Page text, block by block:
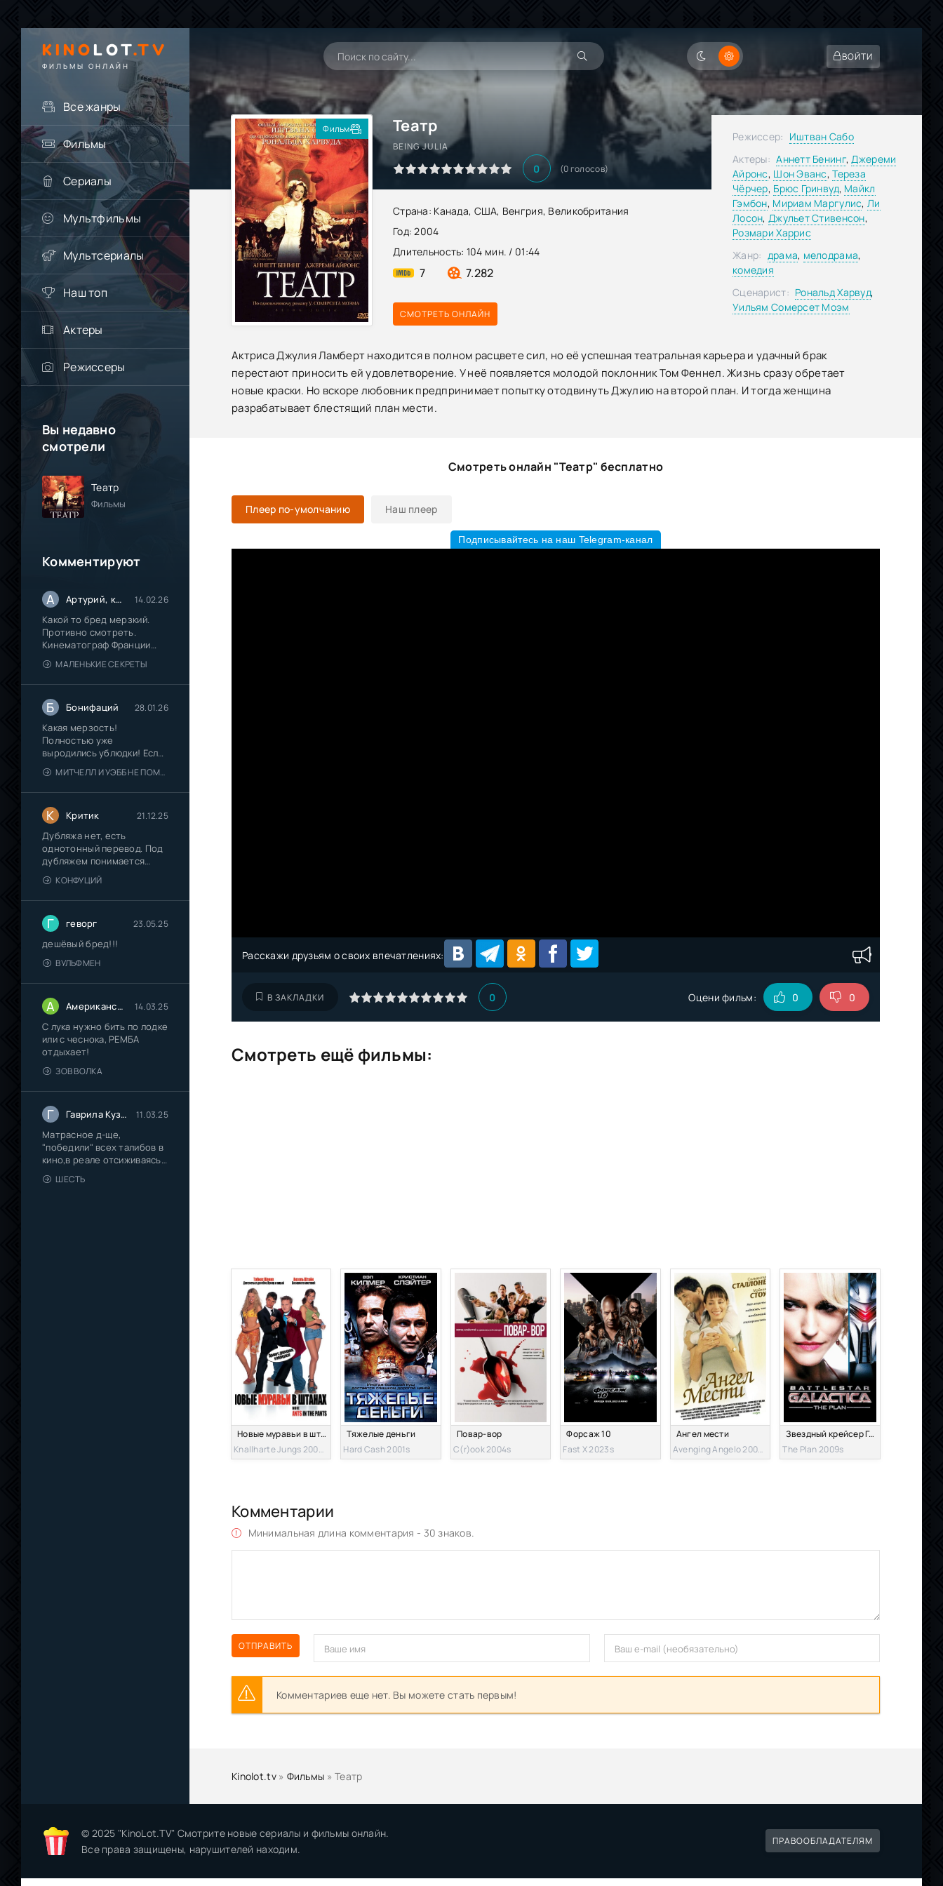
KINO LOT.TV
ФИЛЬМЫ ОНЛАЙН
ВОЙТИ
Все жанры
Фильмы
Сериалы
Мультфильмы
Мультсериалы
Наш топ
Актеры
Режиссеры
Вы недавно
смотрели
Театр
Фильмы
Комментируют
А Артурий, кинокритик из Паттайи. 14.02.26
Какой то бред мерзкий.
Противно смотреть.
Кинематограф Франции
окончательно
МАЛЕНЬКИЕ СЕКРЕТЫ
Б Бонифаций 28.01.26
Какая мерзость!
Полностью уже
выродились ублюдки! Если
их "Пип-шоу"
МИТЧЕЛЛ И УЭББ НЕ ПОМОГАЮТ
К Критик 21.12.25
Дубляжа нет, есть
однотонный перевод. Под
дубляжем понимается
многоголосый
КОНФУЦИЙ
Г геворг 23.05.25
дешёвый бред!!!
ВУЛЬФМЕН
А Американский сказочник 14.03.25
С лука нужно бить по лодке
или с чеснока, РЕМБА
отдыхает!
ЗОВ ВОЛКА
Г Гаврила Кузмич Иванов 11.03.25
Матрасное д-ще,
"победили" всех талибов в
кино,в реале отсиживаясь
на
ШЕСТЬ
Театр
BEING JULIA
0 (0голосов)
Страна: Канада, США, Венгрия, Великобритания
Год:2004
Длительность: 104 мин. / 01:44
7 7.282
Фильм
СМОТРЕТЬ ОНЛАЙН
Режиссер: Иштван Сабо
Актеры: Аннетт Бенинг,Джереми
Айронс, Шон Эванс,Тереза
Чёрчер, Брюс Гринвуд, Майкл
Гэмбон, Мириам Маргулис, Ли
Лосон, Джульет Стивенсон,
Розмари Харрис
Жанр: драма, мелодрама,
комедия
Сценарист: Рональд Харвуд,
Уильям Сомерсет Моэм
Актриса Джулия Ламберт находится в полном расцвете сил, но её успешная театральная карьера и удачный брак
перестают приносить ей удовлетворение. У неё появляется молодой поклонник Том Феннел. Жизнь сразу обретает
новые краски. Но вскоре любовник предпринимает попытку отодвинуть Джулию на второй план. И тогда женщина
разрабатывает блестящий план мести.
Смотреть онлайн "Театр" бесплатно
Плеер по-умолчанию Наш плеер
Подписывайтесь на наш Telegram-канал
Расскажи друзьям о своих впечатлениях:
В ЗАКЛАДКИ 0 Оцени фильм: 0 0
Смотреть ещё фильмы:
Новые муравьи в штанах
Knallharte Jungs 2002s
Тяжелые деньги
Hard Cash 2001s
Повар-вор
C(r)ook 2004s
Форсаж 10
Fast X 2023s
Ангел мести
Avenging Angelo 2002s
Звездный крейсер Галактика: План
The Plan 2009s
Комментарии
Минимальная длина комментария - 30 знаков.
ОТПРАВИТЬ
Комментариев еще нет. Вы можете стать первым!
Kinolot.tv» Фильмы » Театр
© 2025 "KinoLot.TV" Смотрите новые сериалы и фильмы онлайн.
Все права защищены, нарушителей находим.
ПРАВООБЛАДАТЕЛЯМ